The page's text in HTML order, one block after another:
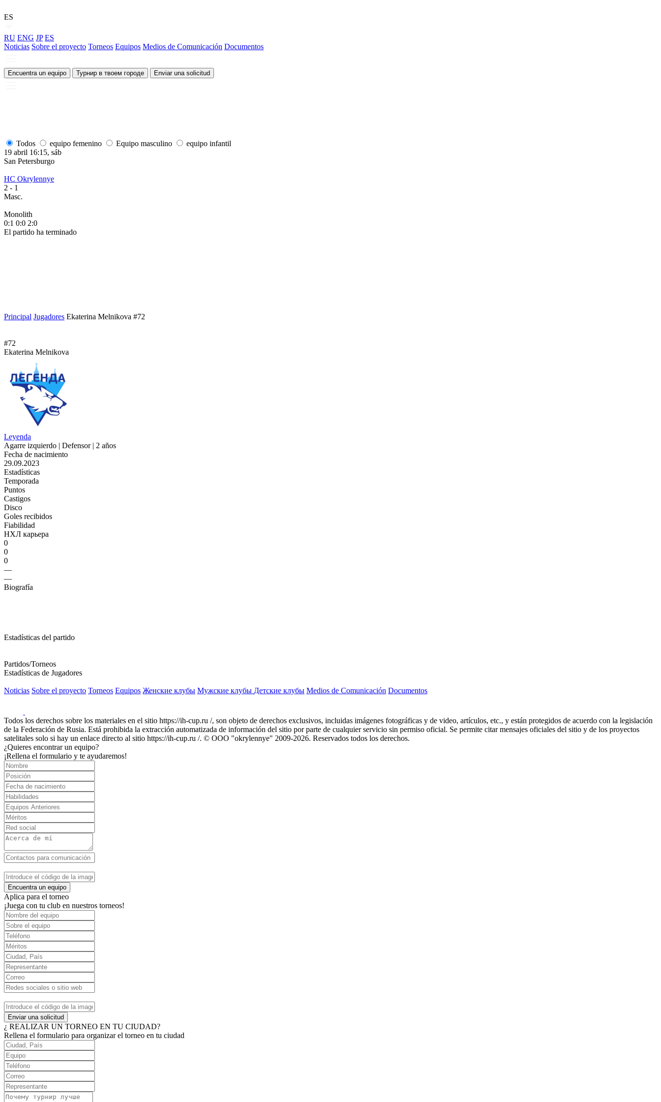
ES
RU ENG JP ES
Noticias Sobre el proyecto Torneos Equipos Medios de Comunicación Documentos
Encuentra un equipo Турнир в твоем городе Enviar una solicitud
Todos equipo femenino Equipo masculino
equipo infantil
19 abril 16:15, sáb
San Petersburgo
HC Okrylennye
2 - 1
Masc.
Monolith
0:1 0:0 2:0
El partido ha terminado
Principal Jugadores Ekaterina Melnikova #72
#72
Ekaterina Melnikova
Leyenda
Agarre izquierdo | Defensor | 2 años
Fecha de nacimiento
29.09.2023
Estadísticas
Temporada
Puntos
Castigos
Disco
Goles recibidos
Fiabilidad
НХЛ карьера
0
0
0
—
—
Biografía
Estadísticas del partido
Partidos/Torneos
Estadísticas de Jugadores
Noticias Sobre el proyecto Torneos Equipos Женские клубы Мужские клубы Детские клубы Medios de Comunicación Documentos
Todos los derechos sobre los materiales en el sitio https://ih-cup.ru /, son objeto de derechos exclusivos, incluidas imágenes fotográficas y de video, artículos, etc., y están protegidos de acuerdo con la legislación
de la Federación de Rusia. Está prohibida la extracción automatizada de información del sitio por parte de cualquier servicio sin permiso oficial. Se permite citar mensajes oficiales del sitio y de los proyectos
satelitales solo si hay un enlace directo al sitio https://ih-cup.ru /. © OOO "okrylennye" 2009-2026. Reservados todos los derechos.
¿Quieres encontrar un equipo?
¡Rellena el formulario y te ayudaremos!
Encuentra un equipo
Aplica para el torneo
¡Juega con tu club en nuestros torneos!
Enviar una solicitud
¿ REALIZAR UN TORNEO EN TU CIUDAD?
Rellena el formulario para organizar el torneo en tu ciudad